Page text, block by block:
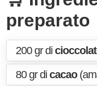
preparato
200 gr di
80 gr di cacao